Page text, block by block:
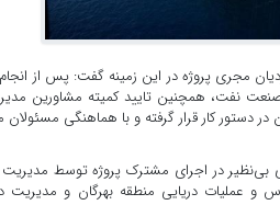
مجری پروژه در این زمینه گفت: پس از
نفت، همچنین تایید کمیته مشاورین
در دستور کار قرار گرفته و با هماهنگی
بی‌نظیر در اجرای مشترک پروژه توسط
دریایی منطقه بهرگان و مدیریت